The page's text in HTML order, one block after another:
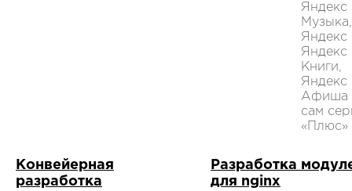
Яндекс
Музыка,
Яндекс
Яндекс
Книги,
Яндекс
Афиша
сам
«Плюс»
Конвейерная
разработка
Разработка
для nginx